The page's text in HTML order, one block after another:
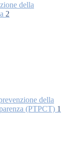
della
2
della
(PTPCT) 1